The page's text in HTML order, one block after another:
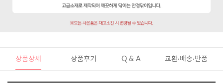
상품상세 상품후기 Q & A 교환·배송·반품